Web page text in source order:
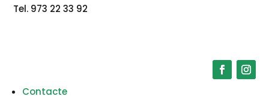
Tel. 973 22 33 92
Contacte